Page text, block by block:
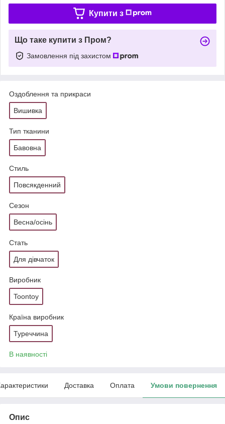
Купити з
Що таке купити з Пром?
Замовлення під захистом
Оздоблення та прикраси
Вишивка
Тип тканини
Бавовна
Стиль
Повсякденний
Сезон
Весна/осінь
Стать
Для дівчаток
Виробник
Toontoy
Країна виробник
Туреччина
В наявності
Доставка Оплата Умови повернення
Опис